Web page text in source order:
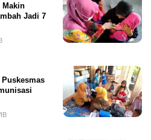
Makin
Jadi 7